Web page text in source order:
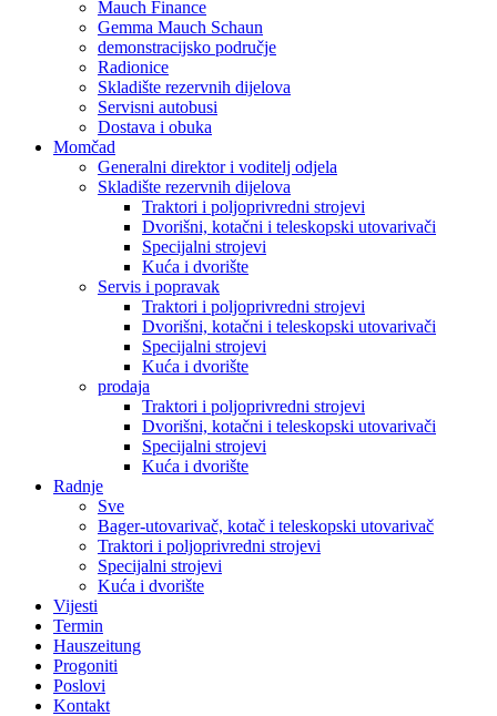
Mauch Finance
Gemma Mauch Schaun
demonstracijsko područje
Radionice
Skladište rezervnih dijelova
Servisni autobusi
Dostava i obuka
Momčad
Generalni direktor i voditelj odjela
Skladište rezervnih dijelova
Traktori i poljoprivredni strojevi
Dvorišni, kotačni i teleskopski utovarivači
Specijalni strojevi
Kuća i dvorište
Servis i popravak
Traktori i poljoprivredni strojevi
Dvorišni, kotačni i teleskopski utovarivači
Specijalni strojevi
Kuća i dvorište
prodaja
Traktori i poljoprivredni strojevi
Dvorišni, kotačni i teleskopski utovarivači
Specijalni strojevi
Kuća i dvorište
Radnje
Sve
Bager-utovarivač, kotač i teleskopski utovarivač
Traktori i poljoprivredni strojevi
Specijalni strojevi
Kuća i dvorište
Vijesti
Termin
Hauszeitung
Progoniti
Poslovi
Kontakt